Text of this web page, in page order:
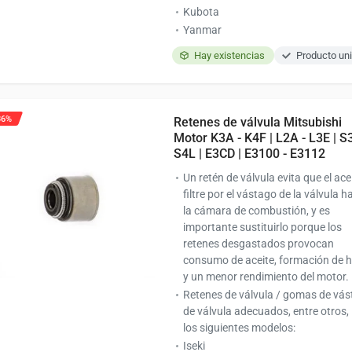
Hay existencias Producto
Kubota
Yanmar
Retenes de válvula Mitsubishi
Motor K3A - K4F | L2A - L3E |
S4L | E3CD | E3100 - E3112
Un retén de válvula evita que el
filtre por el vástago de la válvula
la cámara de combustión, y es
importante sustituirlo porque los
retenes desgastados provocan
consumo de aceite, formación de
y un menor rendimiento del motor.
Retenes de válvula / gomas de
de válvula adecuados, entre otros,
los siguientes modelos:
Iseki